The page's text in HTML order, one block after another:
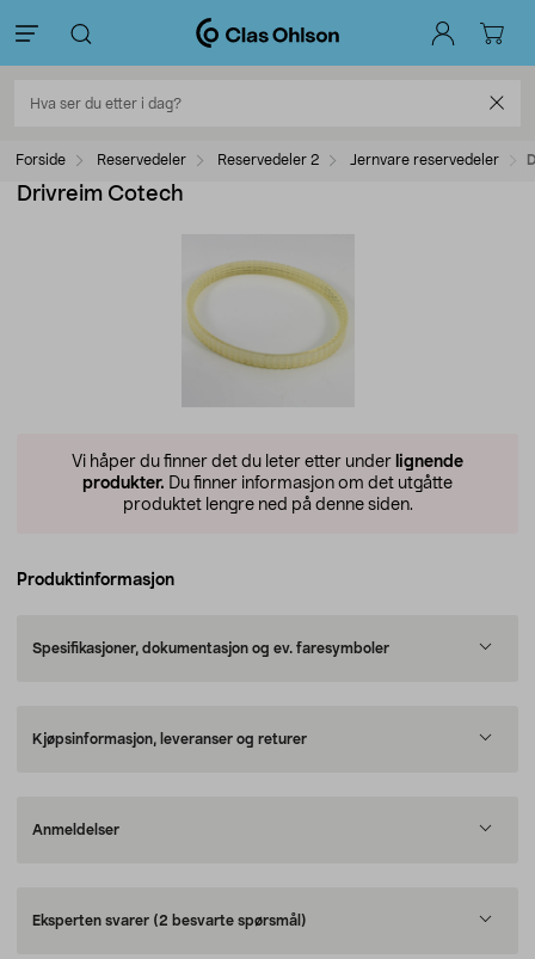
Forside Reservedeler Reservedeler 2 Jernvare reservedeler
Drivreim Cotech
Vi håper du finner det du leter etter under lignende
produkter. Du finner informasjon om det utgåtte
produktet lengre ned på denne siden.
Produktinformasjon
Spesifikasjoner, dokumentasjon og ev. faresymboler
Kjøpsinformasjon, leveranser og returer
Anmeldelser
Eksperten svarer (2 besvarte spørsmål)